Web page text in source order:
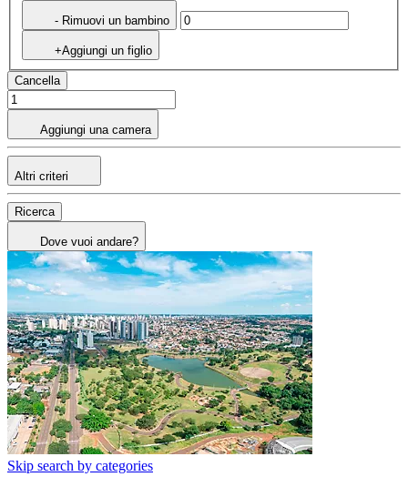
- Rimuovi un bambino
+Aggiungi un figlio
Cancella
Aggiungi una camera
Altri criteri
Ricerca
Dove vuoi andare?
Skip search by categories